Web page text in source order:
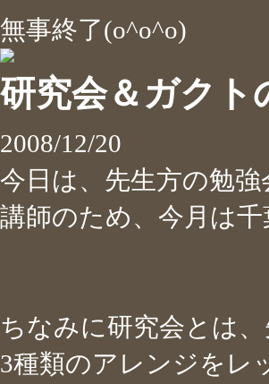
無事終了(o^o^o)
研究会＆ガクト
2008/12/20
今日は、先生方の勉強
講師のため、今月は
ちなみに研究会とは
3種類のアレンジをレ